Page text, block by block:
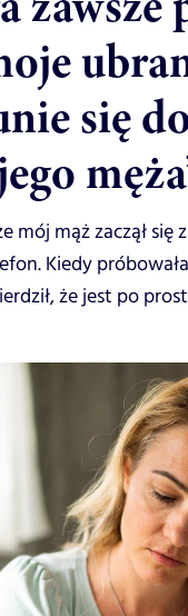
się
mój mąż zaczął
Kiedy
że jest po